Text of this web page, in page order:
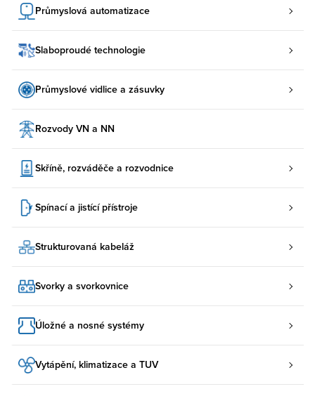
Průmyslová automatizace
Slaboproudé technologie
Průmyslové vidlice a zásuvky
Rozvody VN a NN
Skříně, rozváděče a rozvodnice
Spínací a jistící přístroje
Strukturovaná kabeláž
Svorky a svorkovnice
Úložné a nosné systémy
Vytápění, klimatizace a TUV